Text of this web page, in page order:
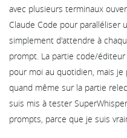
avec plusieurs terminaux
Claude Code pour
simplement d'attendre à
prompt. La partie code/
pour moi au quotidien, mais
quand même sur la partie
suis mis à tester
prompts, parce que je suis